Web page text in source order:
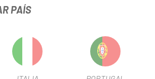
puntos de presión
posiciones de pedaleo
PAÍS